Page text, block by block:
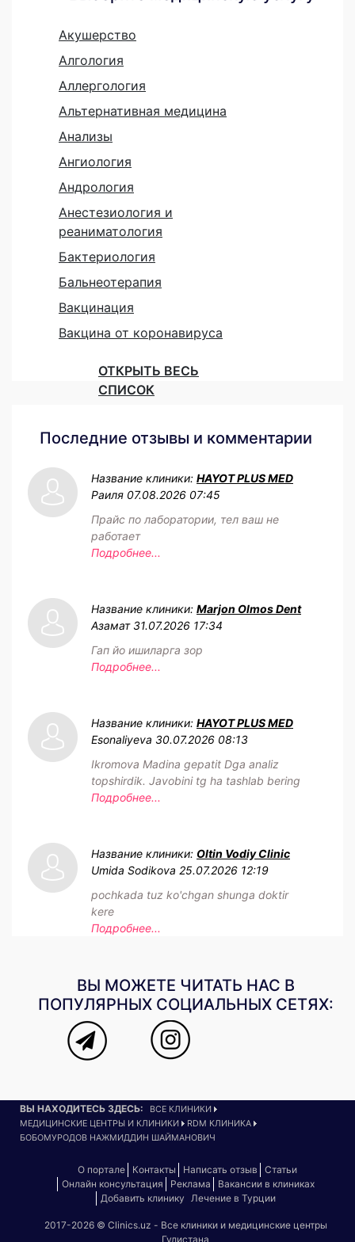
Акушерство
Алгология
Аллергология
Альтернативная медицина
Анализы
Ангиология
Андрология
Анестезиология и
реаниматология
Бактериология
Бальнеотерапия
Вакцинация
Вакцина от коронавируса
ОТКРЫТЬ ВЕСЬ
СПИСОК
Последние отзывы и комментарии
Название клиники: HAYOT PLUS MED
Раиля 07.08.2026 07:45
Прайс по лаборатории, тел ваш не
работает
Подробнее...
Название клиники: Marjon Olmos Dent
Азамат 31.07.2026 17:34
Гап йо ишиларга зор
Подробнее...
Название клиники: HAYOT PLUS MED
Esonaliyeva 30.07.2026 08:13
Ikromova Madina gepatit Dga analiz
topshirdik. Javobini tg ha tashlab bering
Подробнее...
Название клиники: Oltin Vodiy Clinic
Umida Sodikova 25.07.2026 12:19
pochkada tuz ko'chgan shunga doktir
kere
Подробнее...
ВЫ МОЖЕТЕ ЧИТАТЬ НАС В
ПОПУЛЯРНЫХ СОЦИАЛЬНЫХ СЕТЯХ:
ВЫ НАХОДИТЕСЬ ЗДЕСЬ:
ВСЕ КЛИНИКИ
МЕДИЦИНСКИЕ ЦЕНТРЫ И КЛИНИКИ
RDM КЛИНИКА
БОБОМУРОДОВ НАЖМИДДИН ШАЙМАНОВИЧ
О портале Контакты Написать отзыв
Статьи
Онлайн консультация
Реклама
Вакансии в клиниках
Добавить клинику
Лечение в Турции
2017-2026 © Clinics.uz - Все клиники и медицинские центры
Гулистана